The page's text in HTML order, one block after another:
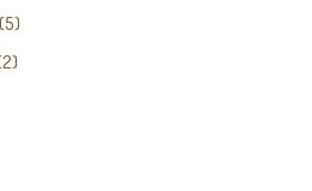
55
tuotetta
22